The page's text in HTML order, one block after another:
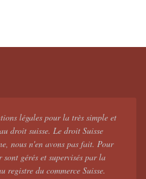
légales pour la très simple et
droit suisse. Le droit Suisse
nous n'en avons pas fait. Pour
gérés et supervisés par la
registre du commerce Suisse.